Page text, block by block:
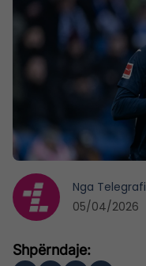
Nga Telegrafi
05/04/2026